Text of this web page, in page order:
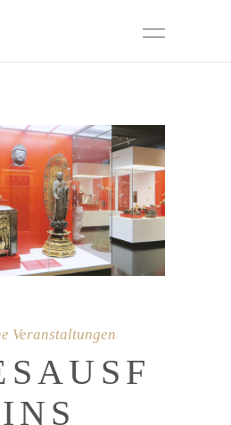
Veranstaltungen